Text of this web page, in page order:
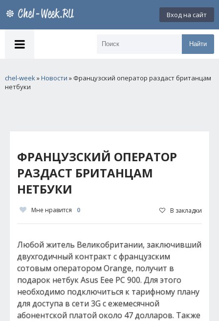
Вход на сайт
Найти
chel-week»Новости » Французский оператор раздаст британцам
нетбуки
ФРАНЦУЗСКИЙ ОПЕРАТОР
РАЗДАСТ БРИТАНЦАМ
НЕТБУКИ
Мне нравится 0 В закладки
Любой житель Великобритании, заключивший
двухгодичный контракт с французским
сотовым оператором Orange, получит в
подарок нетбук Asus Eee PC 900. Для этого
необходимо подключиться к тарифному плану
для доступа в сети 3G с ежемесячной
абонентской платой около 47 долларов. Также